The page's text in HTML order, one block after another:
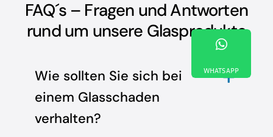
left
blank
FAQ´s – Fragen und Antworten
rund um unsere Glasprodukte
Wie sollten Sie sich bei
einem Glasschaden
verhalten?
WHATSAPP